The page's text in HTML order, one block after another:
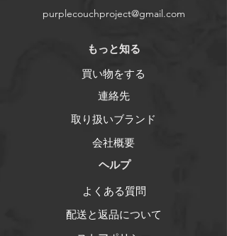
purplecouchproject@gmail.com
​もっと知る
買い物をする
連絡先
取り扱いブランド
会社概要
ヘルプ
よくある質問
配送と返品について